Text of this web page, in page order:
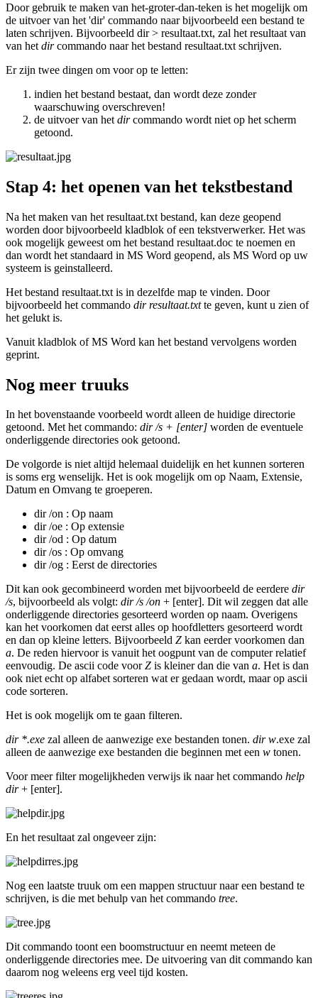
Door gebruik te maken van het-groter-dan-teken is het mogelijk om
de uitvoer van het 'dir' commando naar bijvoorbeeld een bestand te
laten schrijven. Bijvoorbeeld dir > resultaat.txt, zal het resultaat van
van het dircommando naar het bestand resultaat.txt schrijven.
Er zijn twee dingen om voor op te letten:
indien het bestand bestaat, dan wordt deze zonder
waarschuwing overschreven!
de uitvoer van het dircommando wordt niet op het scherm
getoond.
Stap 4: het openen van het tekstbestand
Na het maken van het resultaat.txt bestand, kan deze geopend
worden door bijvoorbeeld kladblok of een tekstverwerker. Het was
ook mogelijk geweest om het bestand resultaat.doc te noemen en
dan wordt het standaard in MS Word geopend, als MS Word op uw
systeem is geinstalleerd.
Het bestand resultaat.txt is in dezelfde map te vinden. Door
bijvoorbeeld het commando dir resultaat.txtte geven, kunt u zien of
het gelukt is.
Vanuit kladblok of MS Word kan het bestand vervolgens worden
geprint.
Nog meer truuks
In het bovenstaande voorbeeld wordt alleen de huidige directorie
getoond. Met het commando: dir /s + [enter] worden de eventuele
onderliggende directories ook getoond.
De volgorde is niet altijd helemaal duidelijk en het kunnen sorteren
is soms erg wenselijk. Het is ook mogelijk om op Naam, Extensie,
Datum en Omvang te groeperen.
dir /on : Op naam
dir /oe : Op extensie
dir /od : Op datum
dir /os : Op omvang
dir /og : Eerst de directories
Dit kan ook gecombineerd worden met bijvoorbeeld de eerdere dir
/s, bijvoorbeeld als volgt: dir /s /on + [enter]. Dit wil zeggen dat alle
onderliggende directories gesorteerd worden op naam. Overigens
kan het voorkomen dat eerst alles op hoofdletters gesorteerd wordt
en dan op kleine letters. Bijvoorbeeld Z kan eerder voorkomen dan
a. De reden hiervoor is vanuit het oogpunt van de computer relatief
eenvoudig. De ascii code voorZ is kleiner dan die van a. Het is dan
ook niet echt op alfabet sorteren wat er gedaan wordt, maar op ascii
code sorteren.
Het is ook mogelijk om te gaan filteren.
dir *.exe zal alleen de aanwezige exe bestanden tonen. dir w.exe zal
alleen de aanwezige exe bestanden die beginnen met een w tonen.
Voor meer filter mogelijkheden verwijs ik naar het commando help
dir+ [enter].
En het resultaat zal ongeveer zijn:
Nog een laatste truuk om een mappen structuur naar een bestand te
schrijven, is die met behulp van het commando tree.
Dit commando toont een boomstructuur en neemt meteen de
onderliggende directories mee. De uitvoering van dit commando kan
daarom nog weleens erg veel tijd kosten.